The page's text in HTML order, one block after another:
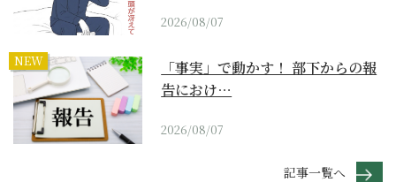
2026/08/07
NEW
「事実」で動かす！ 部下からの報
告におけ…
2026/08/07
記事一覧へ